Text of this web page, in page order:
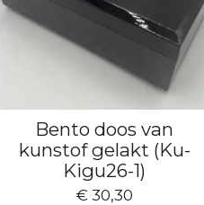
Bento doos van
kunstof gelakt (Ku-
Kigu26-1)
€ 30,30